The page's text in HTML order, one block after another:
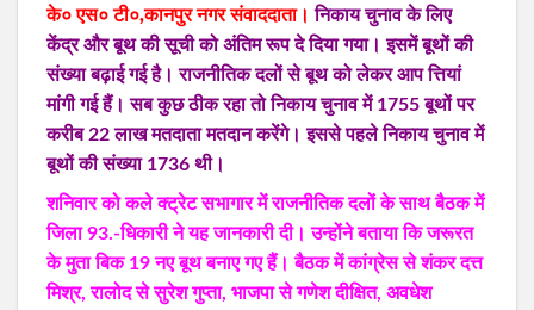
के० एस० टी०,कानपुर नगर संवाददाता। निकाय चुनाव के लिए
केंद्र और बूथ की सूची को अंतिम रूप दे दिया गया। इसमें बूथों की
संख्या बढ़ाई गई है। राजनीतिक दलों से बूथ को लेकर आप त्तियां
मांगी गई हैं। सब कुछ ठीक रहा तो निकाय चुनाव में 1755 बूथों पर
करीब 22 लाख मतदाता मतदान करेंगे। इससे पहले निकाय चुनाव में
बूथों की संख्या 1736 थी।
शनिवार को कले क्ट्रेट सभागार में राजनीतिक दलों के साथ बैठक में
जिला 93.-धिकारी ने यह जानकारी दी। उन्होंने बताया कि जरूरत
के मुता बिक 19 नए बूथ बनाए गए हैं। बैठक में कांग्रेस से शंकर दत्त
मिश्र, रालोद से सुरेश गुप्ता, भाजपा से गणेश दीक्षित, अवधेश